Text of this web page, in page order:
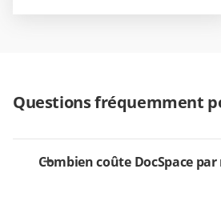
Questions fréquemment
Combien coûte DocSpace par